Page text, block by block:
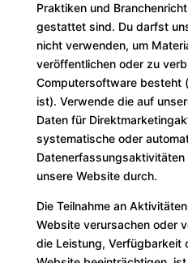
Praktiken und
gestattet sind. Du darfst
nicht verwenden, um
veröffentlichen oder zu
Computersoftware besteht
ist). Verwende die auf
Daten für
systematische oder
unsere Website durch.
Die Teilnahme an
Website verursachen oder
die Leistung, Verfügbarkeit